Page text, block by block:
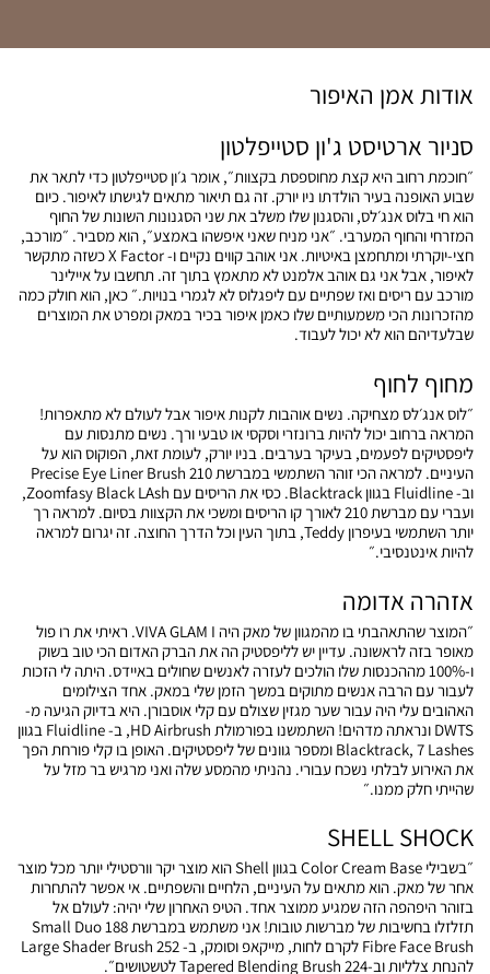
אודות אמן האיפור
סניור ארטיסט ג'ון סטייפלטון
״חוכמת רחוב היא קצת מחוספסת בקצוות״, אומר ג׳ון סטייפלטון כדי לתאר את
שבוע האופנה בעיר הולדתו ניו יורק. זה גם תיאור מתאים לגישתו לאיפור. כיום
הוא חי בלוס אנג׳לס, והסגנון שלו משלב את שני הסגנונות השונות של החוף
המזרחי והחוף המערבי. ״אני מניח שאני איפשהו באמצע״, הוא מסביר. ״מורכב,
חצי-יוקרתי ומתחמצן באיטיות. אני אוהב קווים נקיים ו- X Factor כשזה מתקשר
לאיפור, אבל אני גם אוהב אלמנט לא מתאמץ בתוך זה. תחשבו על איילינר
מורכב עם ריסים ואז שפתיים עם ליפגלוס לא לגמרי בנויות.״ כאן, הוא חולק כמה
מהזכרונות הכי משמעותיים שלו כאמן איפור בכיר במאק ומפרט את המוצרים
שבלעדיהם הוא לא יכול לעבוד.
מחוף לחוף
״לוס אנג׳לס מצחיקה. נשים אוהבות לקנות איפור אבל לעולם לא מתאפרות!
המראה ברחוב יכול להיות ברונזרי וסקסי או טבעי ורך. נשים מתנסות עם
ליפסטיקים לפעמים, בעיקר בערבים. בניו יורק, לעומת זאת, הפוקוס הוא על
העיניים. למראה הכי זוהר השתמשי במברשת 210 Precise Eye Liner Brush
וב- Fluidline בגוון Blacktrack. כסי את הריסים עם Zoomfasy Black LAsh,
ועברי עם מברשת 210 לאורך קו הריסים ומשכי את הקצוות בסיום. למראה רך
יותר השתמשי בעיפרון Teddy, בתוך העין וכל הדרך החוצה. זה יגרום למראה
להיות אינטנסיבי.״
אזהרה אדומה
״המוצר שהתאהבתי בו מהמגוון של מאק היה VIVA GLAM I. ראיתי את רו פול
מאופר בזה לראשונה. עדיין יש לליפסטיק הה את הברק האדום הכי טוב בשוק
ו-100% מההכנסות שלו הולכים לעזרה לאנשים שחולים באיידס. היתה לי הזכות
לעבור עם הרבה אנשים מתוקים במשך הזמן שלי במאק. אחד הצילומים
האהובים עלי היה עבור שער מגזין שצולם עם קלי אוסבורן. היא בדיוק הגיעה מ-
DWTS ונראתה מדהים! השתמשנו בפורמולת HD Airbrush, ב- Fluidline בגוון
Blacktrack, 7 Lashes ומספר גוונים של ליפסטיקים. האופן בו קלי פורחת הפך
את האירוע לבלתי נשכח עבורי. נהניתי מהמסע שלה ואני מרגיש בר מזל על
שהייתי חלק ממנו.״
SHELL SHOCK
״בשבילי Color Cream Base בגוון Shell הוא מוצר יקר וורסטילי יותר מכל מוצר
אחר של מאק. הוא מתאים על העיניים, הלחיים והשפתיים. אי אפשר להתחרות
בזוהר היפהפה הזה שמגיע ממוצר אחד. הטיפ האחרון שלי יהיה: לעולם אל
תזלזלו בחשיבות של מברשות טובות! אני משתמש במברשת 188 Small Duo
Fibre Face Brush לקרם לחות, מייקאפ וסומק, ב- 252 Large Shader Brush
להנחת צלליות וב-224 Tapered Blending Brush לטשטושים״.